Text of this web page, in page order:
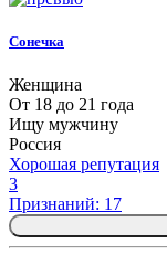
Сонечка
Женщина
От 18 до 21 года
Ищу мужчину
Россия
Хорошая репутация
3
Признаний: 17